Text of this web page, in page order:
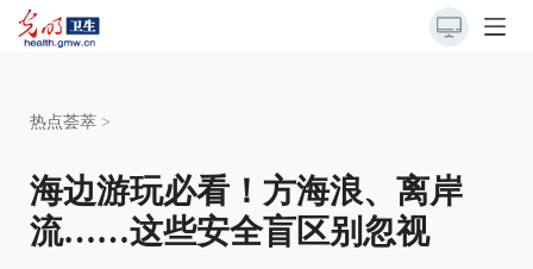
热点荟萃 >
海边游玩必看！方海浪、离岸
流……这些安全盲区别忽视